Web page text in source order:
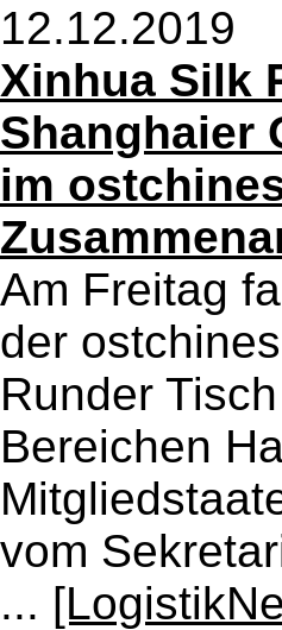
12.12.2019
Xinhua Silk
Shanghaier
im
Am Freitag
der
Runder
Bereichen
vom
...